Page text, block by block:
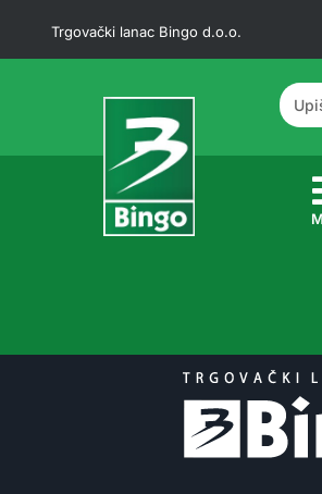
Trgovački lanac Bingo d.o.o.